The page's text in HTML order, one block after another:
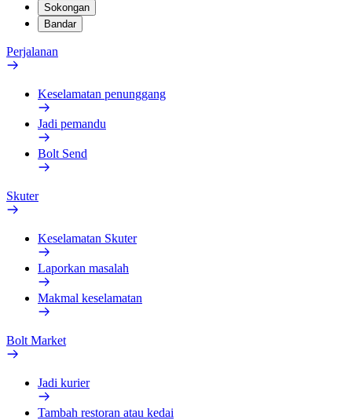
Sokongan
Bandar
Perjalanan
Keselamatan penunggang
Jadi pemandu
Bolt Send
Skuter
Keselamatan Skuter
Laporkan masalah
Makmal keselamatan
Bolt Market
Jadi kurier
Tambah restoran atau kedai